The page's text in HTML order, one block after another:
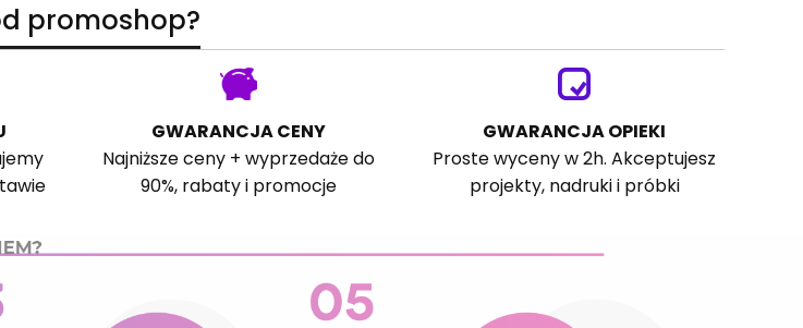
promoshop?
GWARANCJA CENY
Najniższe ceny + wyprzedaże do
90%, rabaty i promocje
GWARANCJA OPIEKI
Proste wyceny w 2h. Akceptujesz
projekty, nadruki i próbki